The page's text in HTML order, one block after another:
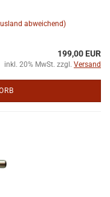
abweichend)
199,00 EUR
inkl. 20% MwSt. zzgl. Versand